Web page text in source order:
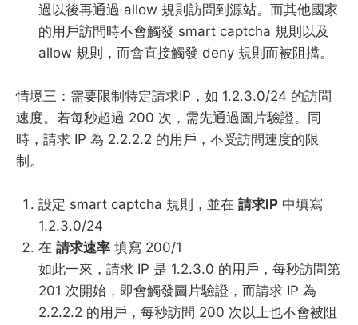
過以後再通過 allow 規則訪問到源站。而其他國家
的用戶訪問時不會觸發 smart captcha 規則以及
allow 規則，而會直接觸發 deny 規則而被阻擋。
情境三：需要限制特定請求IP，如 1.2.3.0/24 的訪問
速度。若每秒超過 200 次，需先通過圖片驗證。同
時，請求 IP 為 2.2.2.2 的用戶，不受訪問速度的限
制。
設定 smart captcha 規則，並在 請求IP 中填寫
1.2.3.0/24
在 請求速率 填寫 200/1
如此一來，請求 IP 是 1.2.3.0 的用戶，每秒訪問第
201 次開始，即會觸發圖片驗證，而請求 IP 為
2.2.2.2 的用戶，每秒訪問 200 次以上也不會被阻